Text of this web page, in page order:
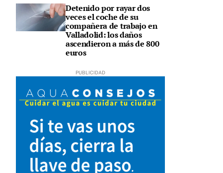
Detenido por rayar dos
veces el coche de su
compañera de trabajo en
Valladolid: los daños
ascendieron a más de 800
euros